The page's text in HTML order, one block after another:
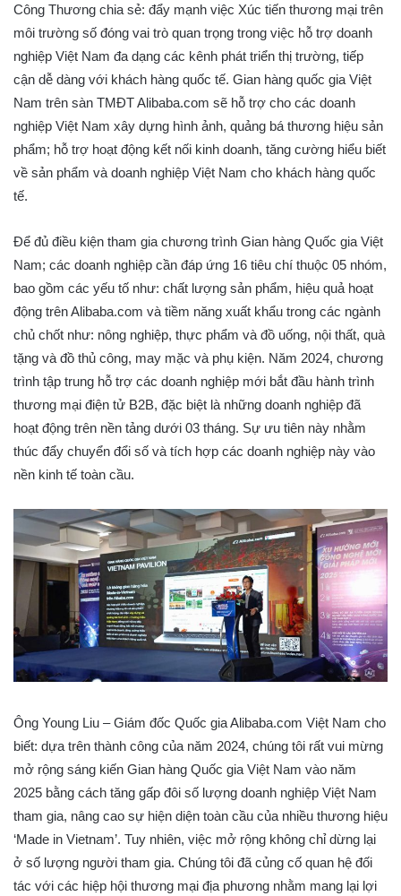
Công Thương chia sẻ: đẩy mạnh việc Xúc tiến thương mại trên
môi trường số đóng vai trò quan trọng trong việc hỗ trợ doanh
nghiệp Việt Nam đa dạng các kênh phát triển thị trường, tiếp
cận dễ dàng với khách hàng quốc tế. Gian hàng quốc gia Việt
Nam trên sàn TMĐT Alibaba.com sẽ hỗ trợ cho các doanh
nghiệp Việt Nam xây dựng hình ảnh, quảng bá thương hiệu sản
phẩm; hỗ trợ hoạt động kết nối kinh doanh, tăng cường hiểu biết
về sản phẩm và doanh nghiệp Việt Nam cho khách hàng quốc
tế.
Để đủ điều kiện tham gia chương trình Gian hàng Quốc gia Việt
Nam; các doanh nghiệp cần đáp ứng 16 tiêu chí thuộc 05 nhóm,
bao gồm các yếu tố như: chất lượng sản phẩm, hiệu quả hoạt
động trên Alibaba.com và tiềm năng xuất khẩu trong các ngành
chủ chốt như: nông nghiệp, thực phẩm và đồ uống, nội thất, quà
tặng và đồ thủ công, may mặc và phụ kiện. Năm 2024, chương
trình tập trung hỗ trợ các doanh nghiệp mới bắt đầu hành trình
thương mại điện tử B2B, đặc biệt là những doanh nghiệp đã
hoạt động trên nền tảng dưới 03 tháng. Sự ưu tiên này nhằm
thúc đẩy chuyển đổi số và tích hợp các doanh nghiệp này vào
nền kinh tế toàn cầu.
Ông Young Liu – Giám đốc Quốc gia Alibaba.com Việt Nam cho
biết: dựa trên thành công của năm 2024, chúng tôi rất vui mừng
mở rộng sáng kiến Gian hàng Quốc gia Việt Nam vào năm
2025 bằng cách tăng gấp đôi số lượng doanh nghiệp Việt Nam
tham gia, nâng cao sự hiện diện toàn cầu của nhiều thương hiệu
‘Made in Vietnam’. Tuy nhiên, việc mở rộng không chỉ dừng lại
ở số lượng người tham gia. Chúng tôi đã củng cố quan hệ đối
tác với các hiệp hội thương mại địa phương nhằm mang lại lợi